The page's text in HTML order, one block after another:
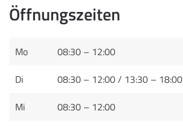
Öffnungszeiten
Mo
08:30 – 12:00
Di
08:30 – 12:00 / 13:30 – 18:00
Mi
08:30 – 12:00